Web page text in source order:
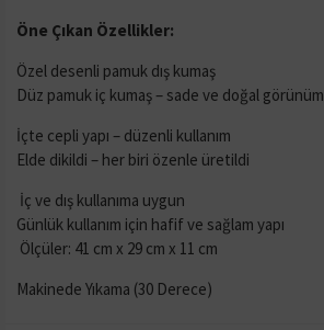
Öne Çıkan Özellikler:
Özel desenli pamuk dış kumaş
Düz pamuk iç kumaş – sade ve doğal görünüm
İçte cepli yapı – düzenli kullanım
Elde dikildi – her biri özenle üretildi
İç ve dış kullanıma uygun
Günlük kullanım için hafif ve sağlam yapı
Ölçüler: 41 cm x 29 cm x 11 cm
Makinede Yıkama (30 Derece)